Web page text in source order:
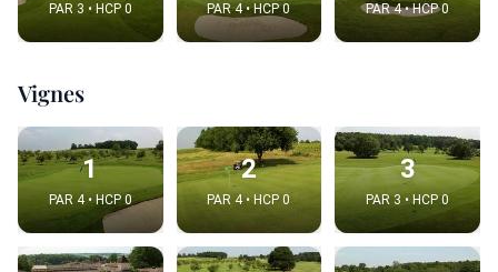
PAR 3 • HCP 0 PAR 4 • HCP 0 PAR 4 • HCP 0
Vignes
1
PAR 4 • HCP 0
2
PAR 4 • HCP 0
3
PAR 3 • HCP 0